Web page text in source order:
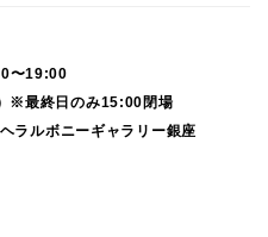
〜19:00
※最終日のみ15:00閉場
ラルボニーギャラリー銀座